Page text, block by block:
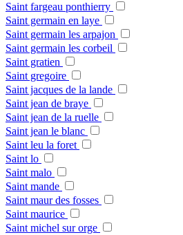
Saint fargeau ponthierry
Saint germain en laye
Saint germain les arpajon
Saint germain les corbeil
Saint gratien
Saint gregoire
Saint jacques de la lande
Saint jean de braye
Saint jean de la ruelle
Saint jean le blanc
Saint leu la foret
Saint lo
Saint malo
Saint mande
Saint maur des fosses
Saint maurice
Saint michel sur orge